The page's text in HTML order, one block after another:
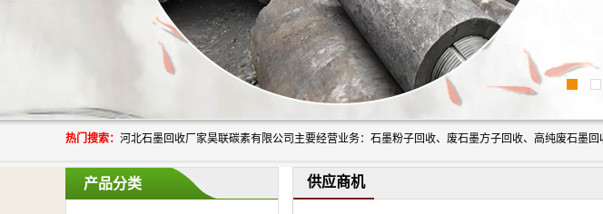
热门搜索：
产品分类 供应商机